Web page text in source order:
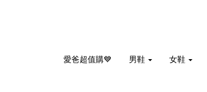
愛爸超值購💙 男鞋 女鞋